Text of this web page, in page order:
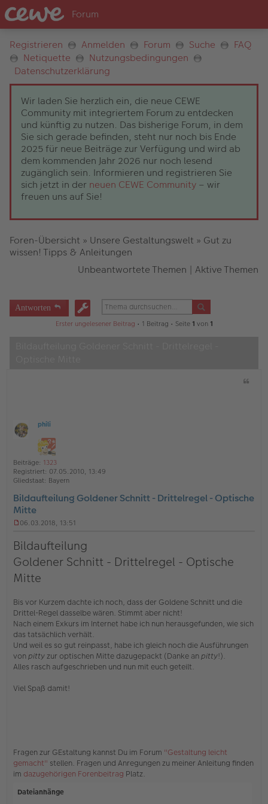
Registrieren Anmelden Forum Suche
FAQ
Netiquette
Nutzungsbedingungen
Datenschutzerklärung
Wir laden Sie herzlich ein, die neue CEWE
Community mit integriertem Forum zu entdecken
und künftig zu nutzen. Das bisherige Forum, in dem
Sie sich gerade befinden, steht nur noch bis Ende
2025 für neue Beiträge zur Verfügung und wird ab
dem kommenden Jahr 2026 nur noch lesend
zugänglich sein. Informieren und registrieren Sie
sich jetzt in der neuen CEWE Community – wir
freuen uns auf Sie!
Foren-Übersicht » Unsere Gestaltungswelt » Gut zu
wissen! Tipps & Anleitungen
Unbeantwortete Themen | Aktive Themen
Antworten
Erster ungelesener Beitrag • 1 Beitrag • Seite 1 von 1
O
ff
n
e
phili
Beiträge: 1323
Registriert: 07.05.2010, 13:49
Gliedstaat: Bayern
Bildaufteilung Goldener Schnitt - Drittelregel - Optische
Mitte
g
e
l
e
s
n
e
B
e
i
t
r
06.03.2018, 13:51
Bildaufteilung
Goldener Schnitt - Drittelregel - Optische
Mitte
Bis vor Kurzem dachte ich noch, dass der Goldene Schnitt und die
Drittel-Regel dasselbe wären. Stimmt aber nicht!
Nach einem Exkurs im Internet habe ich nun herausgefunden, wie sich
das tatsächlich verhält.
Und weil es so gut reinpasst, habe ich gleich noch die Ausführungen
vonpittyzur optischen Mitte dazugepackt (Danke anpitty!).
Alles rasch aufgeschrieben und nun mit euch geteilt.
Viel Spaß damit!
Fragen zur GEstaltung kannst Du im Forum "Gestaltung leicht
gemacht" stellen. Fragen und Anregungen zu meiner Anleitung finden
im dazugehörigen Forenbeitrag Platz.
Dateianhänge